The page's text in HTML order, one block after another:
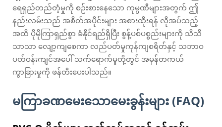
ရေရှည်တည်တံ့မှုကို စဉ်းစားနေသော ကုမ္ပဏီများအတွက် ဤ
နည်းလမ်းသည် အစိတ်အပိုင်းများ အစားထိုးရန် လိုအပ်သည့်
အထိ ပိုမိုကြာရှည်စွာ ခံနိုင်ရည်ရှိပြီး စွန့်ပစ်ပစ္စည်းများကို သိသိ
သာသာ လျော့ကျစေကာ လည်ပတ်မှုကုန်ကျစရိတ်နှင့် သဘာဝ
ပတ်ဝန်းကျင်အပေါ် သက်ရောက်မှုတို့တွင် အမှန်တကယ်
ကွာခြားမှုကို ဖန်တီးပေးပါသည်။
မကြာခဏမေးသောမေးခွန်းများ (FAQ)